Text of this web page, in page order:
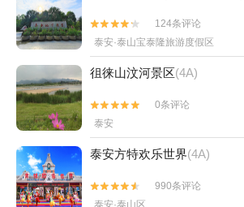


124条评论
泰安·泰山宝泰隆旅游度假区
徂徕山汶河景区(4A)


0条评论
泰安
泰安方特欢乐世界(4A)


990条评论